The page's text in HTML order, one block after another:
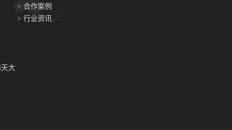
大
> 合作案例
> 行业资讯